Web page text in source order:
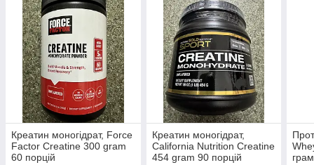
Креатин моногідрат, Force
Factor Creatine 300 gram
60 порцій
Креатин моногідрат,
California Nutrition Creatine
454 gram 90 порцій
грам